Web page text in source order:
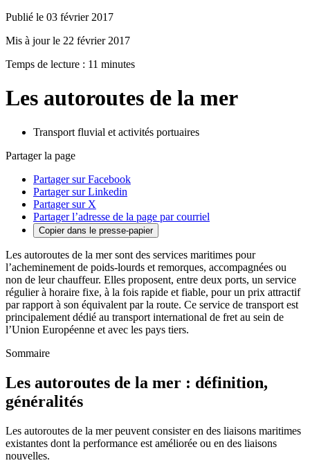
Publié le 03 février 2017
Mis à jour le 22 février 2017
Temps de lecture : 11 minutes
Les autoroutes de la mer
Transport fluvial et activités portuaires
Partager la page
Partager sur Facebook
Partager sur Linkedin
Partager sur X
Partager l’adresse de la page par courriel
Copier dans le presse-papier
Les autoroutes de la mer sont des services maritimes pour
l’acheminement de poids-lourds et remorques, accompagnées ou
non de leur chauffeur. Elles proposent, entre deux ports, un service
régulier à horaire fixe, à la fois rapide et fiable, pour un prix attractif
par rapport à son équivalent par la route. Ce service de transport est
principalement dédié au transport international de fret au sein de
l’Union Européenne et avec les pays tiers.
Sommaire
Les autoroutes de la mer : définition,
généralités
Les autoroutes de la mer peuvent consister en des liaisons maritimes
existantes dont la performance est améliorée ou en des liaisons
nouvelles.